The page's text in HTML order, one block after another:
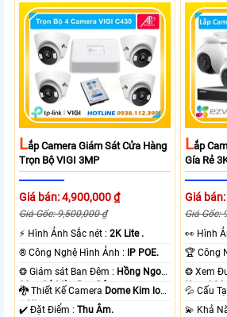
LẮp Camera Giám Sát Cửa Hàng
Trọn Bộ VIGI 3MP
Giá bán: 4,900,000 ₫
Giá Gốc: 9,500,000 ₫
️⚡ Hình Ảnh Sắc nét :2K Lite .
®️ Công Nghệ Hình Ảnh :
IP POE.
❂ Giám sát Ban Đêm : Hồng Ngoại
30m Có Màu Ban Ðêm.
🐉️ Thiết Kế Camera Dome Kim loại
+ Nhựa.
️✔️ Đặt Điểm :Thu Âm.
LẮp
Gía Rẻ
Giá
Giá Gốc:
️👀
Ngoại💦 Cấu